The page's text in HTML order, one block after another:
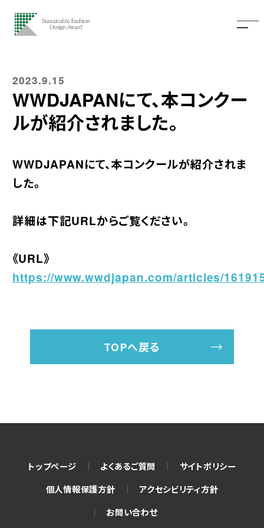
2023.9.15
WWDJAPANにて、本コンクー
ルが紹介されました。
WWDJAPANにて、本コンクールが紹介されま
した。
詳細は下記URLからご覧ください。
《URL》
https://www.wwdjapan.com/articles/
TOPへ戻る
トップページ よくあるご質問
サイトポリシー
個人情報保護方針
アクセシビリティ方針
お問い合わせ